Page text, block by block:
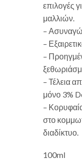
επιλογές
μαλλιών.
–
–
–
– Τέλεια
μόνο 3%
–
στο
διαδίκτυο.
100ml